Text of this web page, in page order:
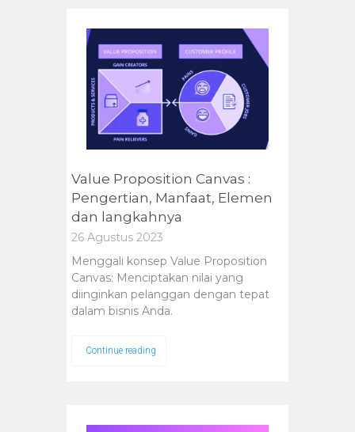
Value Proposition Canvas :
Pengertian, Manfaat, Elemen
dan langkahnya
26 Agustus 2023
Menggali konsep Value Proposition
Canvas: Menciptakan nilai yang
diinginkan pelanggan dengan tepat
dalam bisnis Anda.
Continue reading